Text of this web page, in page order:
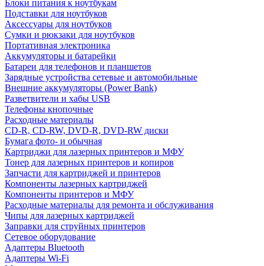
Блоки питания к ноутбукам
Подставки для ноутбуков
Аксессуары для ноутбуков
Сумки и рюкзаки для ноутбуков
Портативная электроника
Аккумуляторы и батарейки
Батареи для телефонов и планшетов
Зарядные устройства сетевые и автомобильные
Внешние аккумуляторы (Power Bank)
Разветвители и хабы USB
Телефоны кнопочные
Расходные материалы
CD-R, CD-RW, DVD-R, DVD-RW диски
Бумага фото- и обычная
Картриджи для лазерных принтеров и МФУ
Тонер для лазерных принтеров и копиров
Запчасти для картриджей и принтеров
Компоненты лазерных картриджей
Компоненты принтеров и МФУ
Расходные материалы для ремонта и обслуживания
Чипы для лазерных картриджей
Заправки для струйных принтеров
Сетевое оборудование
Адаптеры Bluetooth
Адаптеры Wi-Fi